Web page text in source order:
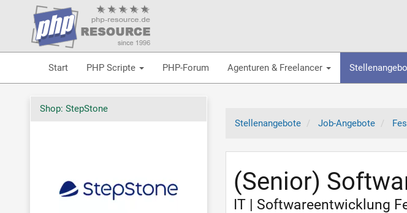
Start PHP Scripte PHP-Forum Agenturen & Freelancer
Stellenangebote Job-Angebote
(Senior)
IT | Softwareentwicklung
Shop: StepStone